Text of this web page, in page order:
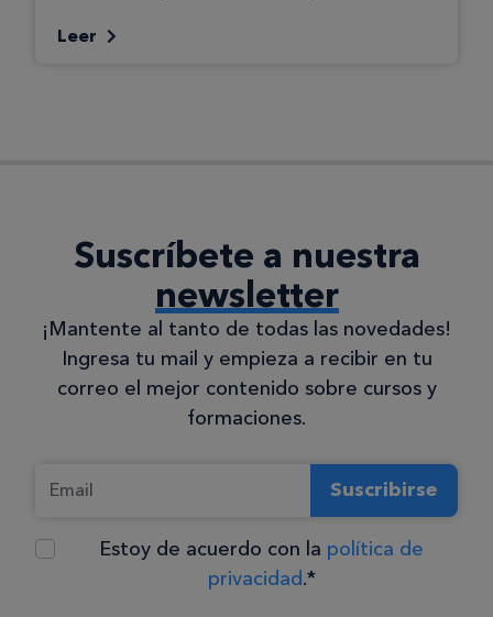
Leer
Suscríbete a nuestra
newsletter
¡Mantente al tanto de todas las novedades!
Ingresa tu mail y empieza a recibir en tu
correo el mejor contenido sobre cursos y
formaciones.
Suscribirse
Estoy de acuerdo con la política de
privacidad.*